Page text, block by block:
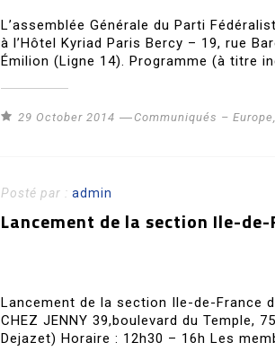
L’assemblée Générale du Parti
à l’Hôtel Kyriad Paris Bercy – 19, rue
Émilion (Ligne 14). Programme (à titre
29 October 2014 Communiqués – Europe
Posté par : admin
Lancement de la section Ile-
Lancement de la section Ile-de-France
CHEZ JENNY 39,boulevard du Temple,
Dejazet) Horaire : 12h30 – 16h Les